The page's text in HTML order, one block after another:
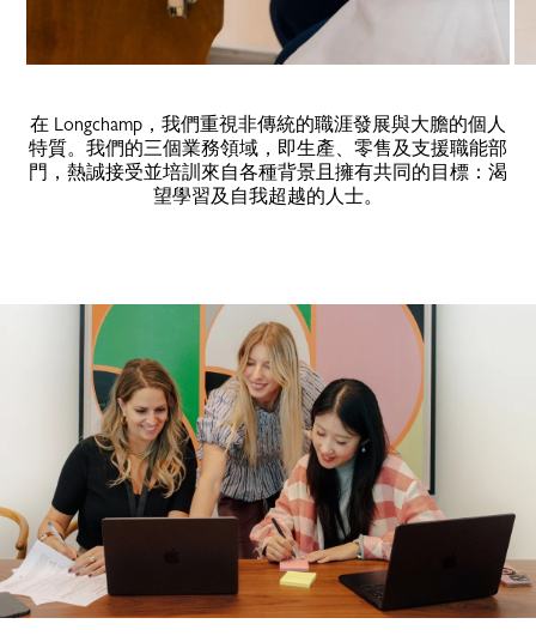
在 Longchamp，我們重視非傳統的職涯發展與大膽的個人
特質。我們的三個業務領域，即生產、零售及支援職能部
門，熱誠接受並培訓來自各種背景且擁有共同的目標：渴
望學習及自我超越的人士。